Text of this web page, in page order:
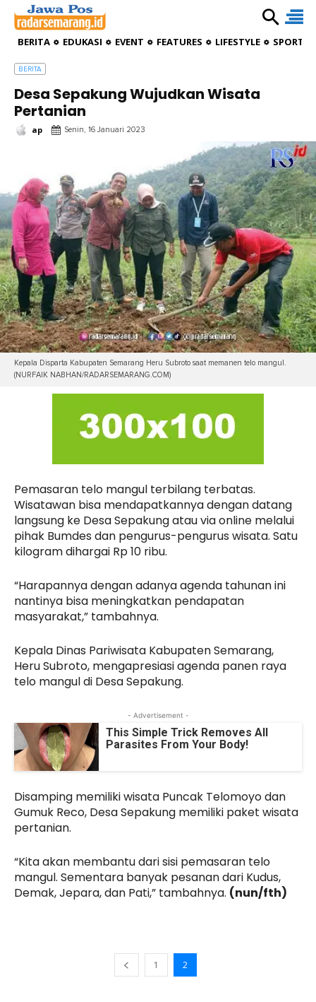
BERITA EDUKASI EVENT FEATURES LIFESTYLE
BERITA
Desa Sepakung Wujudkan Wisata
Pertanian
ap Senin, 16 Januari 2023
Kepala Disparta Kabupaten Semarang Heru Subroto saat memanen telo mangul.
(NURFAIK NABHAN/RADARSEMARANG.COM)
Pemasaran telo mangul terbilang terbatas.
Wisatawan bisa mendapatkannya dengan datang
langsung ke Desa Sepakung atau via online melalui
pihak Bumdes dan pengurus-pengurus wisata. Satu
kilogram dihargai Rp 10 ribu.
“Harapannya dengan adanya agenda tahunan ini
nantinya bisa meningkatkan pendapatan
masyarakat,” tambahnya.
Kepala Dinas Pariwisata Kabupaten Semarang,
Heru Subroto, mengapresiasi agenda panen raya
telo mangul di Desa Sepakung.
- Advertisement -
This Simple Trick Removes All
Parasites From Your Body!
Disamping memiliki wisata Puncak Telomoyo dan
Gumuk Reco, Desa Sepakung memiliki paket wisata
pertanian.
“Kita akan membantu dari sisi pemasaran telo
mangul. Sementara banyak pesanan dari Kudus,
Demak, Jepara, dan Pati,” tambahnya. (nun/fth)
1 2